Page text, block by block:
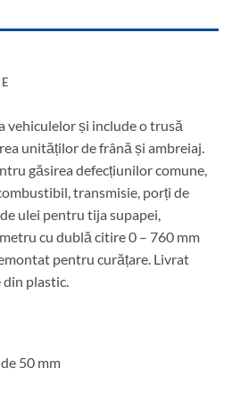
vehiculelor și include o trusă
unităților de frână și ambreiaj.
găsirea defecțiunilor comune,
transmisie, porți de
ulei pentru tija supapei,
cu dublă citire 0 – 760 mm
pentru curățare. Livrat
plastic.
50 mm